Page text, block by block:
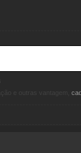
e outras vantagem,